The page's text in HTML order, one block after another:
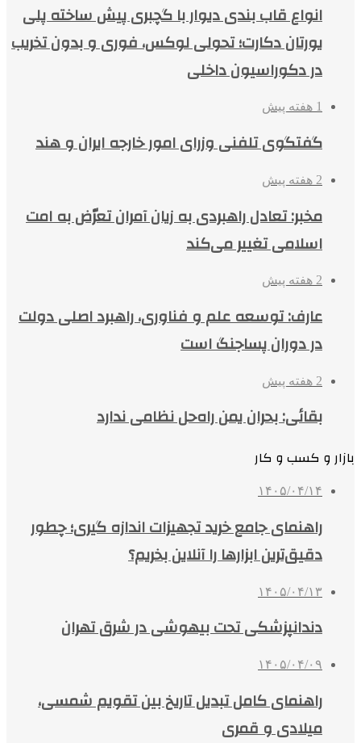
انواع قاب بندی دیوار با گچبری پیش ساخته پلی
یورتان دکارت؛ تحولی لوکس، فوری و بدون تخریب
در دکوراسیون داخلی
1 هفته پیش
گفتگوی تلفنی وزرای امور خارجه ایران و هند
2 هفته پیش
مخبر: تعادل راهبردی به زیان آمران تعرّض به امت
اسلامی تغییر می‌کند
2 هفته پیش
عارف: توسعه علم و فناوری، راهبرد اصلی دولت
در دوران پساجنگ است
2 هفته پیش
بقائی: بحران یمن راه‌حل نظامی ندارد
بازار و کسب و کار
۱۴۰۵/۰۴/۱۴
راهنمای جامع خرید تجهیزات اندازه گیری؛ چطور
دقیق‌ترین ابزارها را آنلاین بخریم؟
۱۴۰۵/۰۴/۱۳
دندانپزشکی تحت بیهوشی در شرق تهران
۱۴۰۵/۰۴/۰۹
راهنمای کامل تبدیل تاریخ بین تقویم شمسی،
میلادی و قمری